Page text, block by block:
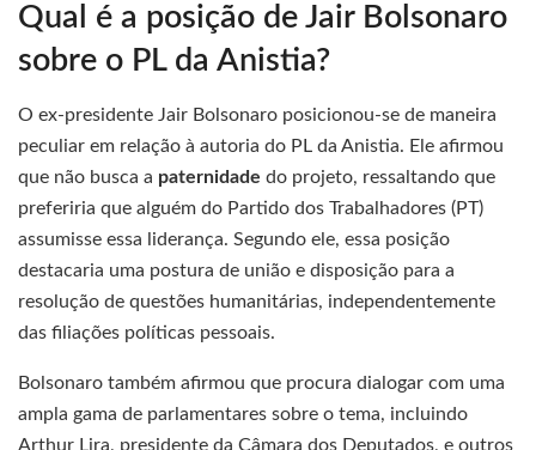
Qual é a posição de Jair Bolsonaro
sobre o PL da Anistia?
O ex-presidente Jair Bolsonaro posicionou-se de maneira
peculiar em relação à autoria do PL da Anistia. Ele afirmou
que não busca a paternidade do projeto, ressaltando que
preferiria que alguém do Partido dos Trabalhadores (PT)
assumisse essa liderança. Segundo ele, essa posição
destacaria uma postura de união e disposição para a
resolução de questões humanitárias, independentemente
das filiações políticas pessoais.
Bolsonaro também afirmou que procura dialogar com uma
ampla gama de parlamentares sobre o tema, incluindo
Arthur Lira, presidente da Câmara dos Deputados, e outros